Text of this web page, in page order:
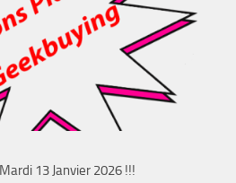
13 Janvier 2026 !!!